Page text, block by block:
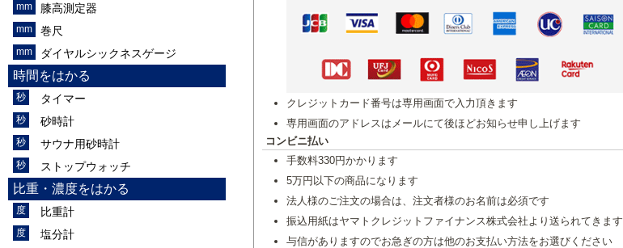
クレジットカード番号は専用画面で入力頂きます
専用画面のアドレスはメールにて後ほどお知らせ申し上げます
コンビニ払い
手数料330円かかります
5万円以下の商品になります
法人様のご注文の場合は、注文者様のお名前は必須です
振込用紙はヤマトクレジットファイナンス株式会社より送られてきます
与信がありますのでお急ぎの方は他のお支払い方法をお選びください
膝高測定器
巻尺
ダイヤルシックネスゲージ
時間をはかる
タイマー
砂時計
サウナ用砂時計
ストップウォッチ
比重・濃度をはかる
比重計
塩分計